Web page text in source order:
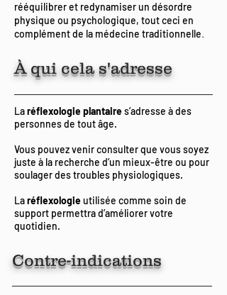
rééquilibrer et redynamiser un désordre
physique ou psychologique, tout ceci en
complément de la médecine traditionnelle.
À qui cela s'adresse
Laréflexologie plantaires’adresse à des
personnes de tout âge.
Vous pouvez venir consulter que vous soyez
juste à la recherche d’un mieux-être ou pour
soulager des troubles physiologiques.
Laréflexologieutilisée comme soin de
support permettra d’améliorer votre
quotidien.
Contre-indications